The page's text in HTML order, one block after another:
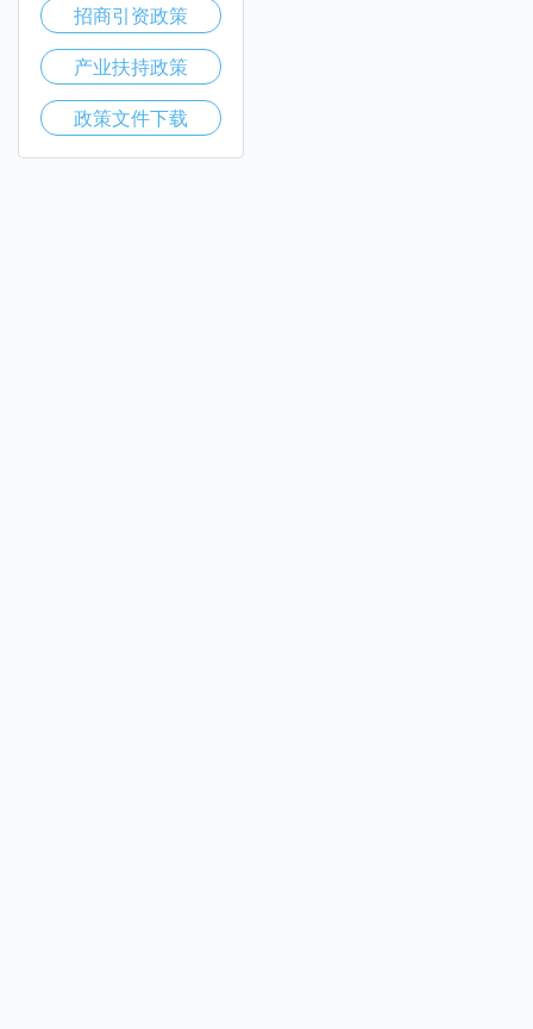
招商引资政策
产业扶持政策
政策文件下载